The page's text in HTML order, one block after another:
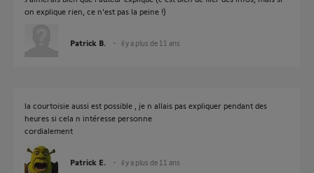
on explique rien, ce n'est pas la peine !)
Patrick B. il y a plus de 11 ans
la courtoisie aussi est possible , je n allais pas expliquer pendant des
heures si cela n intéresse personne
cordialement
Patrick E. il y a plus de 11 ans